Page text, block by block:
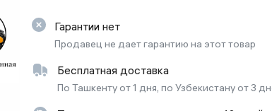
Cопутствующие
Батарейки и аккумуляторы
Кабели
Гарантии нет
Продавец не дает гарантию на этот товар
Бесплатная доставка
По Ташкенту от 1 дня, по Узбекистану от 3